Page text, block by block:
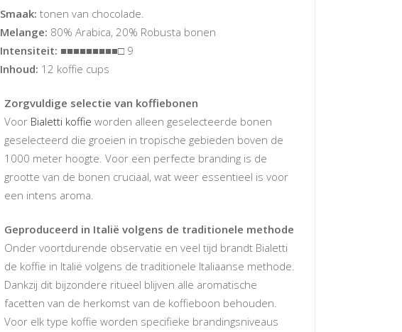
Smaak: tonen van chocolade.
Melange: 80% Arabica, 20% Robusta bonen
Intensiteit: ■■■■■■■■■□ 9
Inhoud: 12 koffie cups
Zorgvuldige selectie van koffiebonen
Voor Bialetti koffie worden alleen geselecteerde bonen
geselecteerd die groeien in tropische gebieden boven de
1000 meter hoogte. Voor een perfecte branding is de
grootte van de bonen cruciaal, wat weer essentieel is voor
een intens aroma.
Geproduceerd in Italië volgens de traditionele methode
Onder voortdurende observatie en veel tijd brandt Bialetti
de koffie in Italië volgens de traditionele Italiaanse methode.
Dankzij dit bijzondere ritueel blijven alle aromatische
facetten van de herkomst van de koffieboon behouden.
Voor elk type koffie worden specifieke brandingsniveaus